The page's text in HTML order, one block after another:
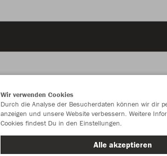
Wir verwenden Cookies
Durch die Analyse der Besucherdaten können wir dir
anzeigen und unsere Website verbessern. Weitere
Cookies findest Du in den Einstellungen.
Alle akzeptieren